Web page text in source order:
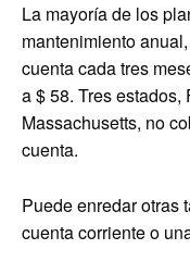
La mayoría de los
mantenimiento
cuenta cada tres
a $ 58. Tres
Massachusetts, no
cuenta.
Puede enredar otras
cuenta corriente o